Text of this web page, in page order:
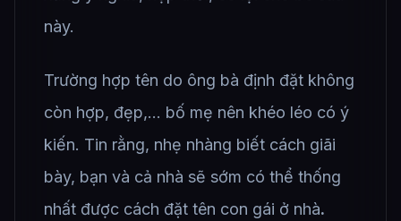
này.
Trường hợp tên do ông bà định đặt không
còn hợp, đẹp,… bố mẹ nên khéo léo có ý
kiến. Tin rằng, nhẹ nhàng biết cách giãi
bày, bạn và cả nhà sẽ sớm có thể thống
nhất được cách đặt tên con gái ở nhà.